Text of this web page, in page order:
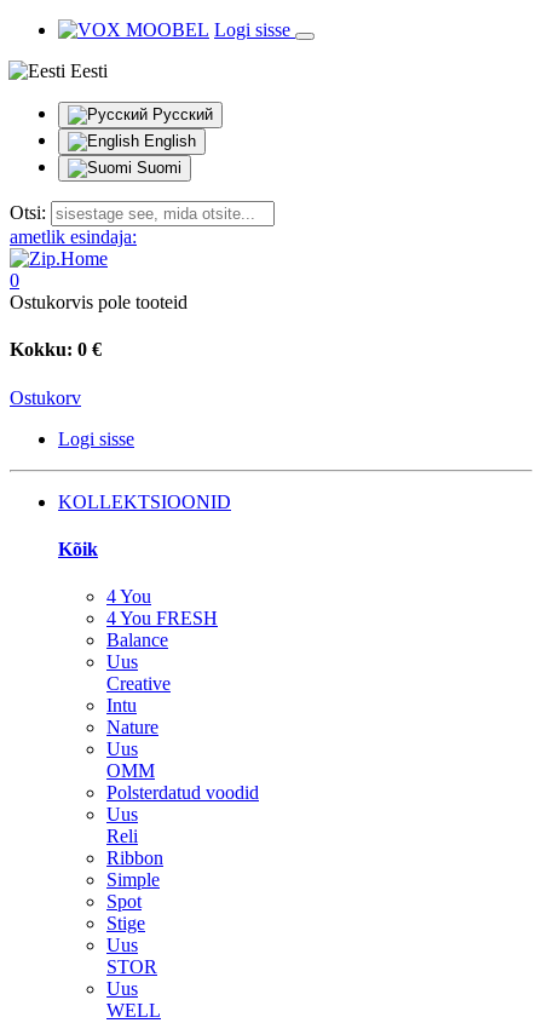
Logi sisse
Eesti
Русский
English
Suomi
Otsi:
ametlik esindaja:
0
Ostukorvis pole tooteid
Kokku: 0 €
Ostukorv
Logi sisse
KOLLEKTSIOONID
Kõik
4 You
4 You FRESH
Balance
Uus
Creative
Intu
Nature
Uus
OMM
Polsterdatud voodid
Uus
Reli
Ribbon
Simple
Spot
Stige
Uus
STOR
Uus
WELL